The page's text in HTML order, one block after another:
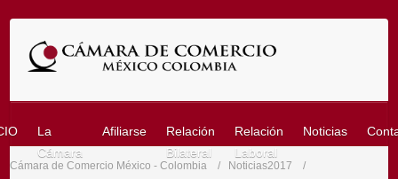
contenido
La
Cámara
Afiliarse
Relación
Bilateral
Relación
Laboral
Noticias
Cámara de Comercio México - Colombia
Noticias2017